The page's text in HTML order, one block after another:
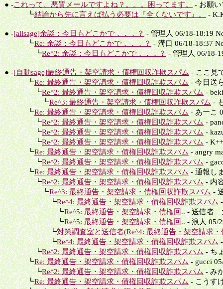
● -これって、悪質メールですよね？。。。困ってます。- お願い
┗結論から先に言えば払う必要は『全くないです』。-
● -[allsage]余談：今日もどこかで．．．？- 管理人 06/18-18:19
┗Re: 余談：今日もどこかで．．．？- 溝口 06/18-18:37
┗Re^2: 余談：今日もどこかで．．．？- 管理人 06/18-
● -[自動sage]最終通告・架空請求・債権回収詐欺スパム- ここ見
┗Re: 最終通告・架空請求・債権回収詐欺スパム- 今日送
┗Re^2: 最終通告・架空請求・債権回収詐欺スパム-
┗Re^3: 最終通告・架空請求・債権回収詐欺スパム-
┗Re: 最終通告・架空請求・債権回収詐欺スパム- あーこ
┗Re^2: 最終通告・架空請求・債権回収詐欺スパム-
┗Re^2: 最終通告・架空請求・債権回収詐欺スパム-
┗Re^2: 最終通告・架空請求・債権回収詐欺スパム-
┗Re: 最終通告・架空請求・債権回収詐欺スパム- angry
┗Re^2: 最終通告・架空請求・債権回収詐欺スパム-
┗Re: 最終通告・架空請求・債権回収詐欺スパム- 通報し
┗Re^2: 最終通告・架空請求・債権回収詐欺スパム- 内
┗Re^3: 最終通告・架空請求・債権回収詐欺スパム-
┗Re^4: 最終通告・架空請求・債権回収詐欺スパム-
┗Re^5: 最終通告・架空請求・債権回..- 送信者
┗Re^5: 最終通告・架空請求・債権回..- 浪人 05/
┗対策調査室と送信者(Re^4: 最終通告・架空請求
┗Re^4: 最終通告・架空請求・債権回収詐欺スパム-
┗Re^2: 最終通告・架空請求・債権回収詐欺スパム- ち
┗Re: 最終通告・架空請求・債権回収詐欺スパム- gucci
┗Re^2: 最終通告・架空請求・債権回収詐欺スパム- み
┗Re: 最終通告・架空請求・債権回収詐欺スパム- こうす